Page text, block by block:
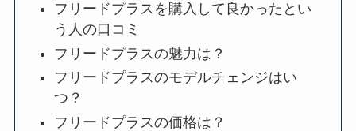
フリードプラスを購入して良かったとい
う人の口コミ
フリードプラスの魅力は？
フリードプラスのモデルチェンジはい
つ？
フリードプラスの価格は？